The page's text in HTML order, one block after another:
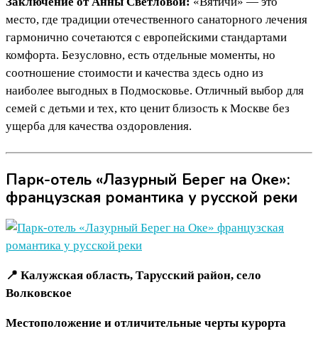
место, где традиции отечественного санаторного лечения
гармонично сочетаются с европейскими стандартами
комфорта. Безусловно, есть отдельные моменты, но
соотношение стоимости и качества здесь одно из
наиболее выгодных в Подмосковье. Отличный выбор для
семей с детьми и тех, кто ценит близость к Москве без
ущерба для качества оздоровления.
Парк-отель «Лазурный Берег на Оке»:
французская романтика у русской реки
📍 Калужская область, Тарусский район, село
Волковское
Местоположение и отличительные черты курорта